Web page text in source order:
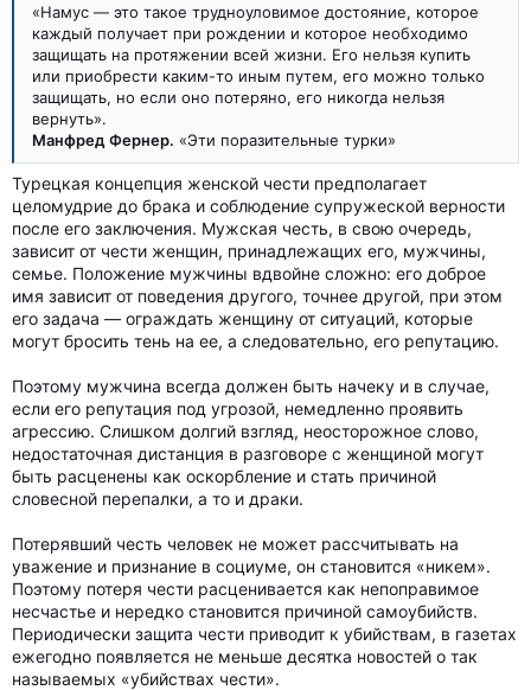
«Намус — это такое трудноуловимое достояние, которое
каждый получает при рождении и которое необходимо
защищать на протяжении всей жизни. Его нельзя купить
или приобрести каким-то иным путем, его можно только
защищать, но если оно потеряно, его никогда нельзя
вернуть».
Манфред Фернер. «Эти поразительные турки»
Турецкая концепция женской чести предполагает
целомудрие до брака и соблюдение супружеской верности
после его заключения. Мужская честь, в свою очередь,
зависит от чести женщин, принадлежащих его, мужчины,
семье. Положение мужчины вдвойне сложно: его доброе
имя зависит от поведения другого, точнее другой, при этом
его задача — ограждать женщину от ситуаций, которые
могут бросить тень на ее, а следовательно, его репутацию.
Поэтому мужчина всегда должен быть начеку и в случае,
если его репутация под угрозой, немедленно проявить
агрессию. Слишком долгий взгляд, неосторожное слово,
недостаточная дистанция в разговоре с женщиной могут
быть расценены как оскорбление и стать причиной
словесной перепалки, а то и драки.
Потерявший честь человек не может рассчитывать на
уважение и признание в социуме, он становится «никем».
Поэтому потеря чести расценивается как непоправимое
несчастье и нередко становится причиной самоубийств.
Периодически защита чести приводит к убийствам, в газетах
ежегодно появляется не меньше десятка новостей о так
называемых «убийствах чести».